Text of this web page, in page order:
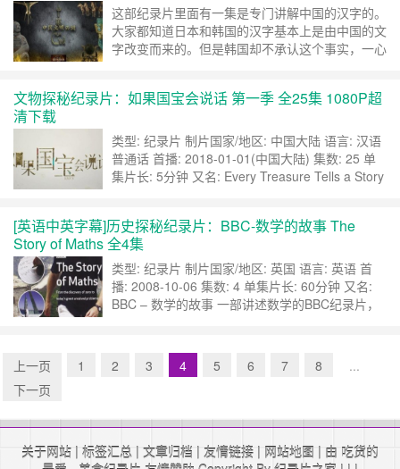
»
这部纪录片里面有一集是专门讲解中国的汉字的。
大家都知道日本和韩国的汉字基本上是由中国的文
字改变而来的。但是韩国却不承认这个事实，一心
子这么丧心病狂吧。这点还是比棒子国可取。 古
度河的文明死亡和破碎，只有中国文明在4000多
年…… 继续阅读 »
文物探秘纪录片：如果国宝会说话 第一季 全25集 1080P超
清下载
类型: 纪录片 制片国家/地区: 中国大陆 语言: 汉语
普通话 首播: 2018-01-01(中国大陆) 集数: 25 单
集片长: 5分钟 又名: Every Treasure Tells a Story
2018年1月1日开始在中央电视台纪录频道首播。
为拍摄该……
[英语中英字幕]历史探秘纪录片：BBC-数学的故事 The
Story of Maths 全4集
类型: 纪录片 制片国家/地区: 英国 语言: 英语 首
播: 2008-10-06 集数: 4 单集片长: 60分钟 又名:
BBC – 数学的故事 一部讲述数学的BBC纪录片，
事》总共4集，英语发音，内嵌中英字幕。mp4格
式，分辨率：704×39…… 继续阅读 »
上一页 1 2 3 4 5 6 7 8
...
下一页
关于网站 | 标签汇总 | 文章归档 | 友情链接 | 网站地图 | 由 吃货的